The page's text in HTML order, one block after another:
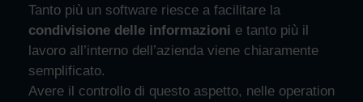
Tanto più un software riesce a facilitare la
condivisione delle informazioni e tanto più il
lavoro all’interno dell’azienda viene chiaramente
semplificato.
Avere il controllo di questo aspetto, nelle operation